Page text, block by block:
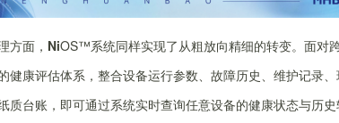
方面， NiOS™系统同样实现了从粗放向精细的转变。面对
健康评估体系，整合设备运行参数、故障历史、维护记录
质台账，即可通过系统实时查询任意设备的健康状态与历